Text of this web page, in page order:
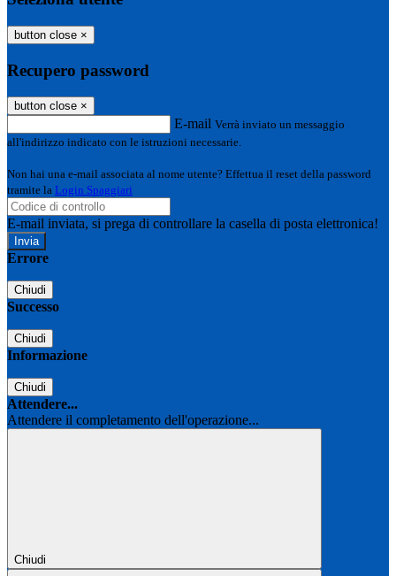
button close ×
Recupero password
button close ×
E-mail Verrà inviato un messaggio
all'indirizzo indicato con le istruzioni necessarie.
Non hai una e-mail associata al nome utente? Effettua il reset della password
tramite la Login Spaggiari
E-mail inviata, si prega di controllare la casella di posta elettronica!
Errore
Chiudi
Successo
Chiudi
Informazione
Chiudi
Attendere...
Attendere il completamento dell'operazione...
Chiudi